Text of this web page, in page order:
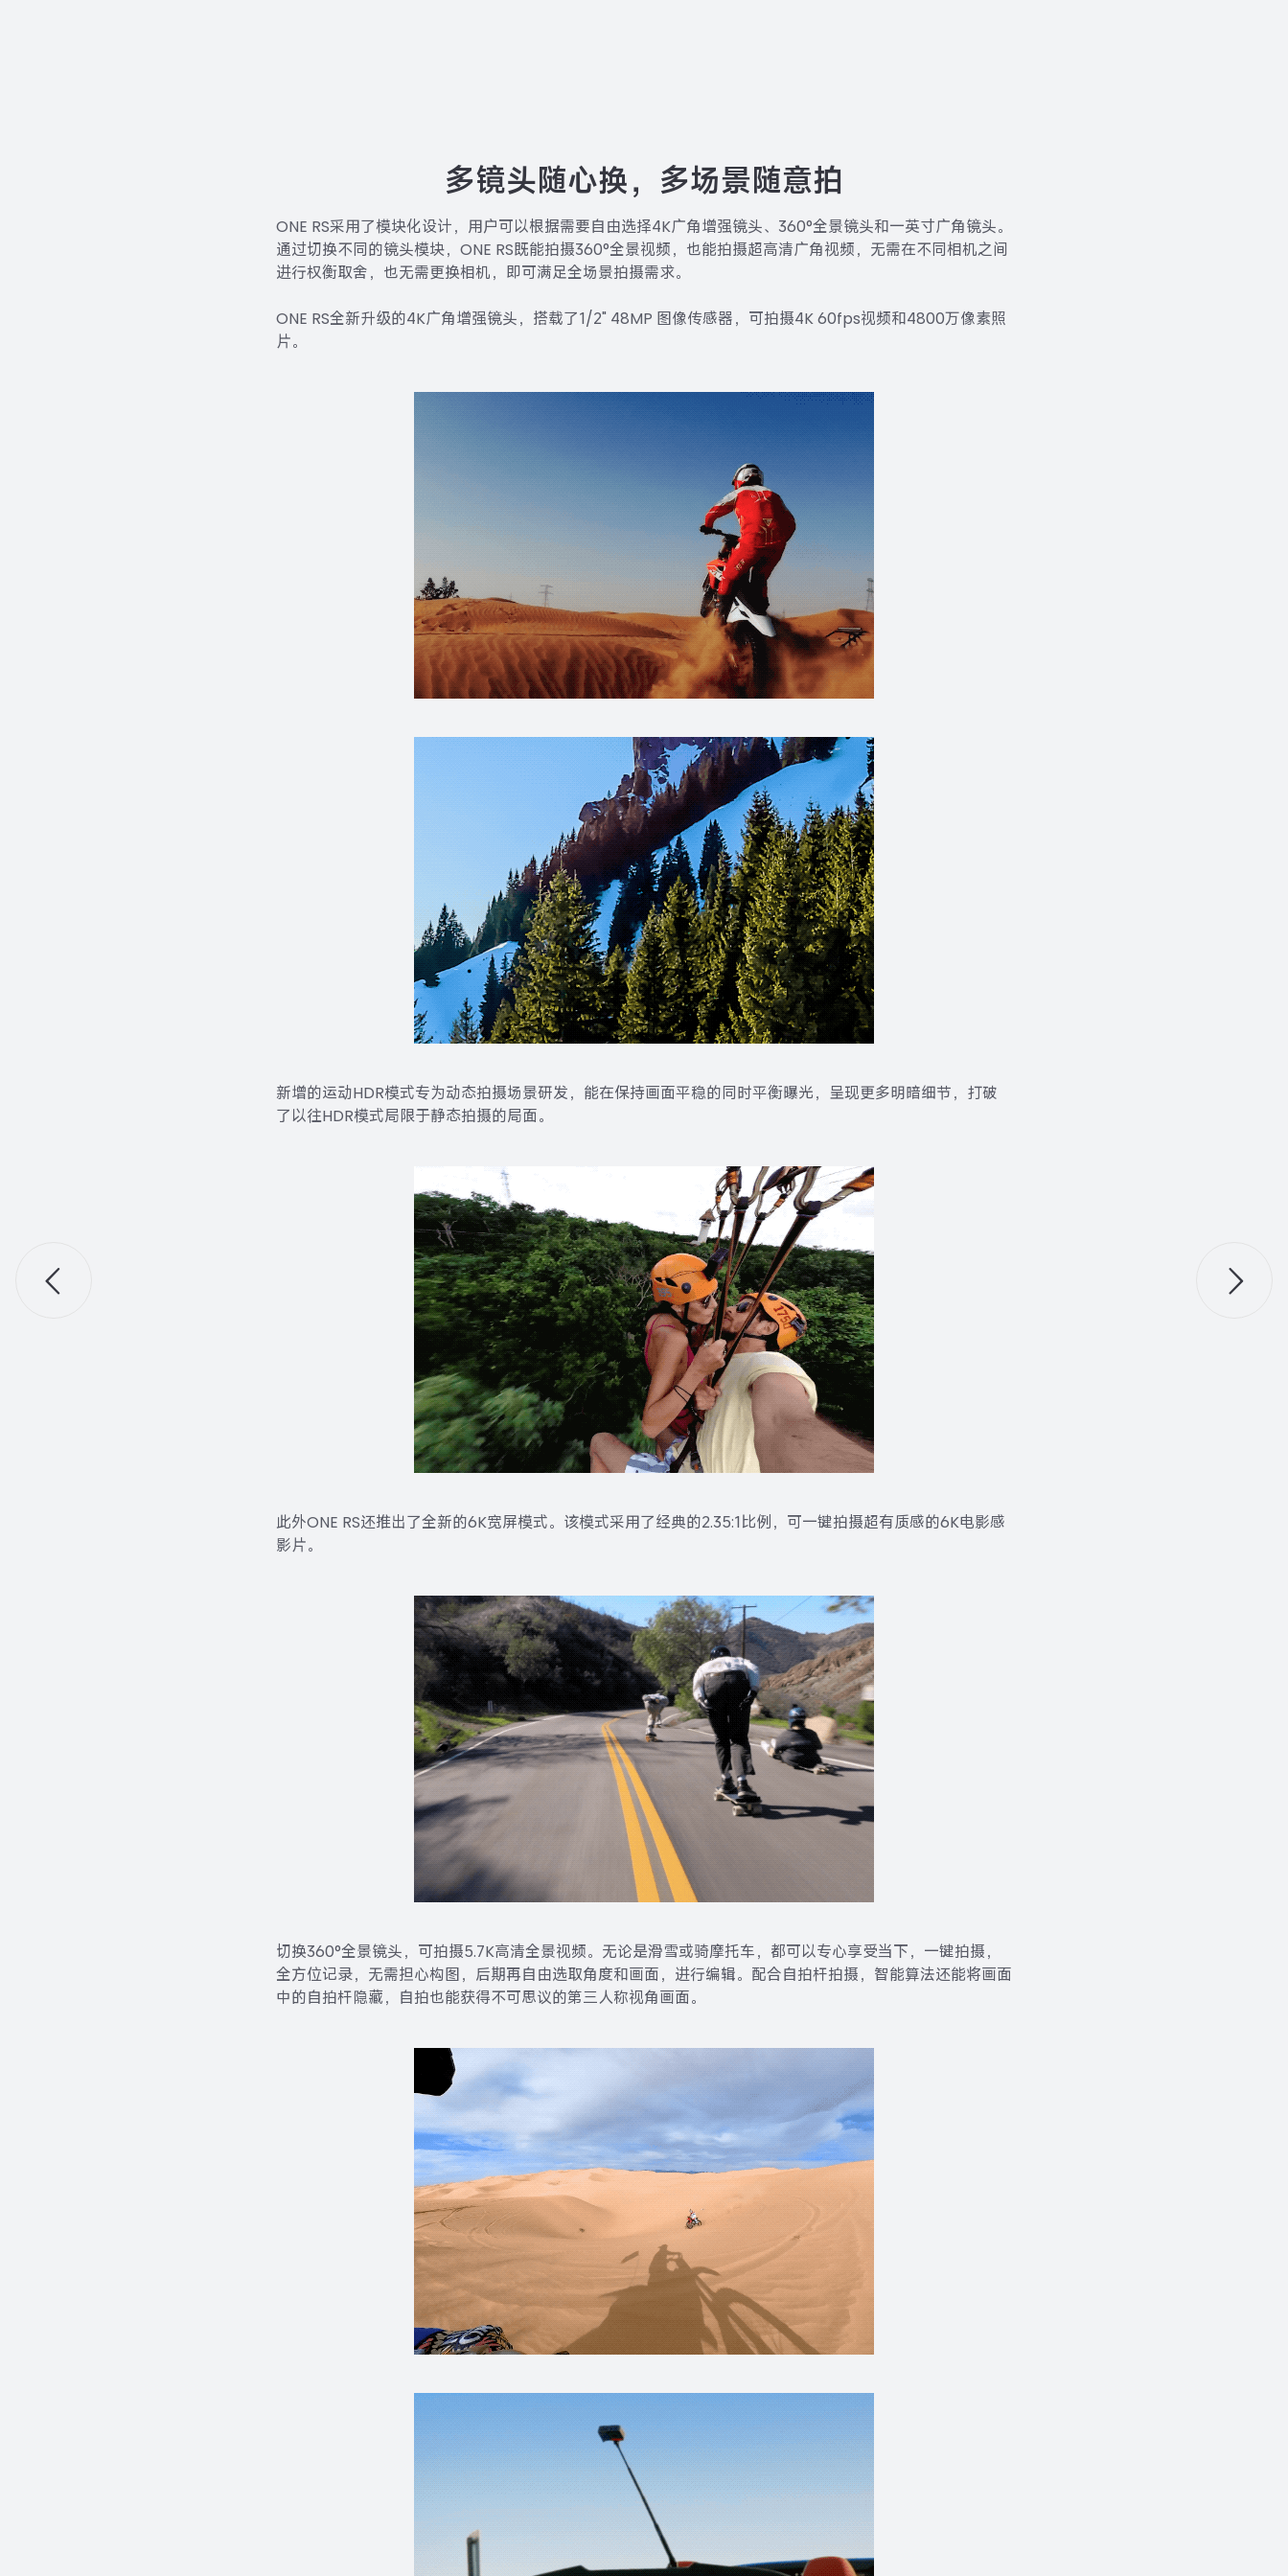
多镜头随心换，多场景随意拍
ONE RS采用了模块化设计，用户可以根据需要自由选择4K广角增强镜头、360°全景镜头和一英寸广角镜头。
通过切换不同的镜头模块，ONE RS既能拍摄360°全景视频，也能拍摄超高清广角视频，无需在不同相机之间
进行权衡取舍，也无需更换相机，即可满足全场景拍摄需求。
ONE RS全新升级的4K广角增强镜头，搭载了1/2" 48MP 图像传感器，可拍摄4K 60fps视频和4800万像素照
片。
新增的运动HDR模式专为动态拍摄场景研发，能在保持画面平稳的同时平衡曝光，呈现更多明暗细节，打破
了以往HDR模式局限于静态拍摄的局面。
此外ONE RS还推出了全新的6K宽屏模式。该模式采用了经典的2.35:1比例，可一键拍摄超有质感的6K电影感
影片。
切换360°全景镜头，可拍摄5.7K高清全景视频。无论是滑雪或骑摩托车，都可以专心享受当下，一键拍摄，
全方位记录，无需担心构图，后期再自由选取角度和画面，进行编辑。配合自拍杆拍摄，智能算法还能将画面
中的自拍杆隐藏，自拍也能获得不可思议的第三人称视角画面。